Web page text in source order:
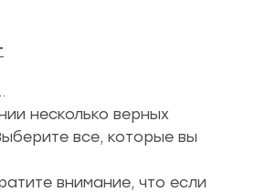
несколько верных
все, которые вы
внимание, что если